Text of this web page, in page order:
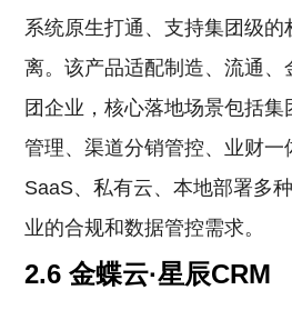
系统原生打通、支持集团级的
离。该产品适配制造、流通
团企业，核心落地场景包括
管理、渠道分销管控、业财一
SaaS、私有云、本地部署多
业的合规和数据管控需求。
2.6 金蝶云·星辰CRM